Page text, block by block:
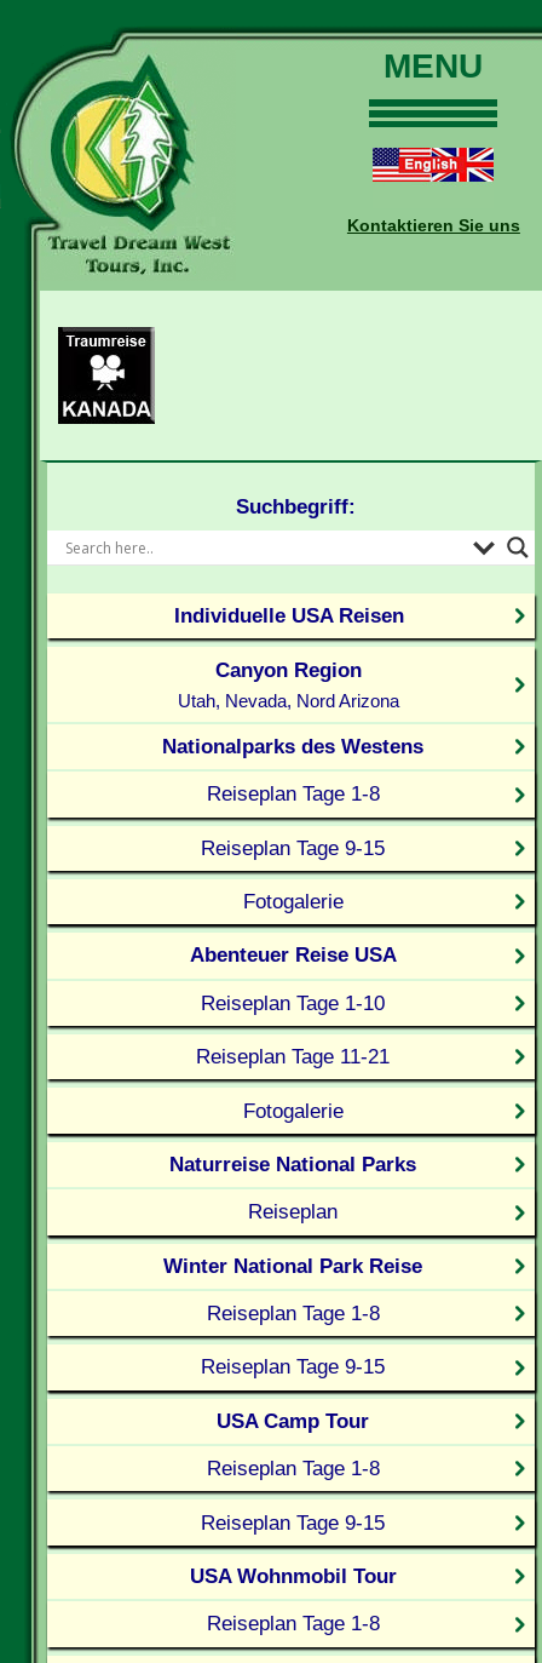
MENU
Touren
Daten und Preise
Buchungen
Kontaktieren Sie uns
Suchbegriff:
Individuelle USA Reisen
Canyon Region
Utah, Nevada, Nord Arizona
Nationalparks des Westens
Reiseplan Tage 1-8
Reiseplan Tage 9-15
Fotogalerie
Abenteuer Reise USA
Reiseplan Tage 1-10
Reiseplan Tage 11-21
Fotogalerie
Naturreise National Parks
Reiseplan
Winter National Park Reise
Reiseplan Tage 1-8
Reiseplan Tage 9-15
USA Camp Tour
Reiseplan Tage 1-8
Reiseplan Tage 9-15
USA Wohnmobil Tour
Reiseplan Tage 1-8